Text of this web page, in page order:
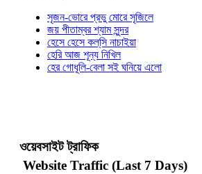
সৃজন-ভোরে প্রভু মোরে সৃজিলে
জয় পীতাম্বর শ্যাম সুন্দর
হেসে হেসে কল্‌সি নাচাইয়া
হেরি আজ শূন্য নিখিল
হের গোধূলি-বেলা সই ঘনিয়ে এলো
ওয়েবসাইট ট্রাফিক
Website Traffic (Last 7 Days)